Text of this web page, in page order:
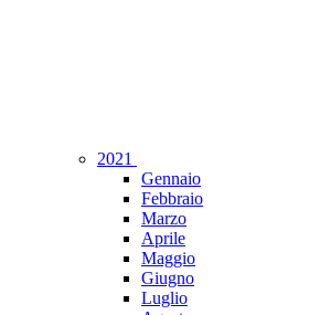
2021
Gennaio
Febbraio
Marzo
Aprile
Maggio
Giugno
Luglio